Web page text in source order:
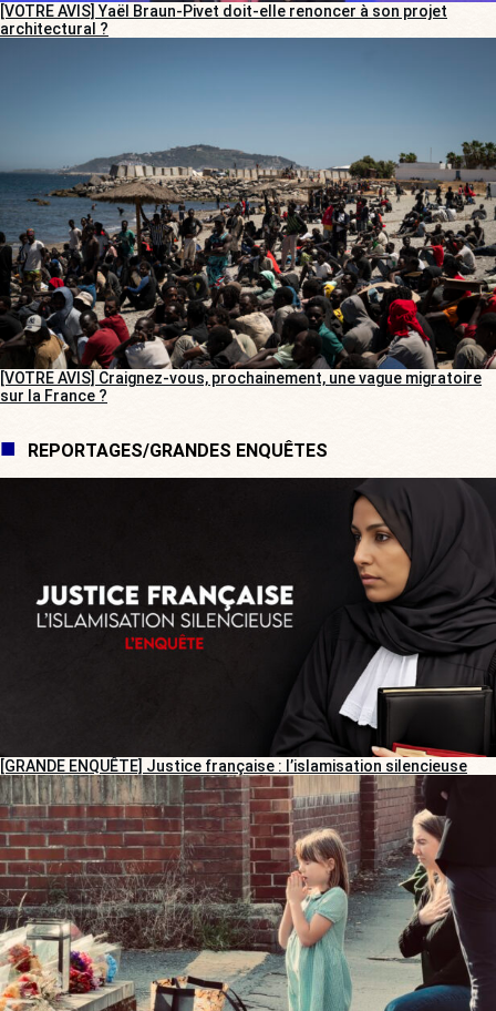
[VOTRE AVIS] Yaël Braun-Pivet doit-elle renoncer à son projet
architectural ?
[VOTRE AVIS] Craignez-vous, prochainement, une vague migratoire
sur la France ?
REPORTAGES/GRANDES ENQUÊTES
[GRANDE ENQUÊTE] Justice française : l’islamisation silencieuse